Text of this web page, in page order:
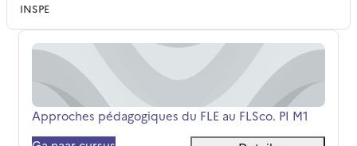
INSPE
Approches pédagogiques du FLE au FLSco. PI M1
Cursusnaam
Approches pédagogiques du FLE au FLSco. PI M1